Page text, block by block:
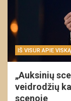
IŠ VISUR APIE VISKĄ
„Auksinių
veidrodžių
scenoje